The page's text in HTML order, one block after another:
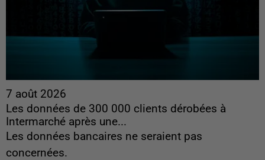
7 août 2026
Les données de 300 000 clients dérobées à
Intermarché après une...
Les données bancaires ne seraient pas
concernées.